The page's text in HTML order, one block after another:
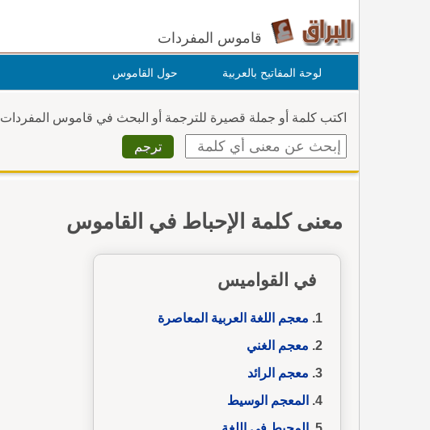
قاموس المفردات
لوحة المفاتيح بالعربية حول القاموس
اكتب كلمة أو جملة قصيرة للترجمة أو البحث في قاموس المفردات
معنى كلمة الإحباط في القاموس
في القواميس
معجم اللغة العربية المعاصرة
معجم الغني
معجم الرائد
المعجم الوسيط